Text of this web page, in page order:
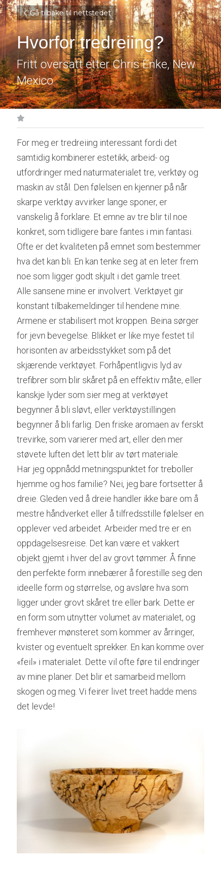
Gå tilbake til nettstedet
Hvorfor tredreiing?
Fritt oversatt etter Chris Enke, New
Mexico
For meg er tredreiing interessant fordi det
samtidig kombinerer estetikk, arbeid- og
utfordringer med naturmaterialet tre, verktøy og
maskin av stål. Den følelsen en kjenner på når
skarpe verktøy avvirker lange sponer, er
vanskelig å forklare. Et emne av tre blir til noe
konkret, som tidligere bare fantes i min fantasi.
Ofte er det kvaliteten på emnet som bestemmer
hva det kan bli. En kan tenke seg at en leter frem
noe som ligger godt skjult i det gamle treet.
Alle sansene mine er involvert. Verktøyet gir
konstant tilbakemeldinger til hendene mine.
Armene er stabilisert mot kroppen. Beina sørger
for jevn bevegelse. Blikket er like mye festet til
horisonten av arbeidsstykket som på det
skjærende verktøyet. Forhåpentligvis lyd av
trefibrer som blir skåret på en effektiv måte, eller
kanskje lyder som sier meg at verktøyet
begynner å bli sløvt, eller verktøystillingen
begynner å bli farlig. Den friske aromaen av ferskt
trevirke, som varierer med art, eller den mer
støvete luften det lett blir av tørt materiale.
Har jeg oppnådd metningspunktet for treboller
hjemme og hos familie? Nei, jeg bare fortsetter å
dreie. Gleden ved å dreie handler ikke bare om å
mestre håndverket eller å tilfredsstille følelser en
opplever ved arbeidet. Arbeider med tre er en
oppdagelsesreise. Det kan være et vakkert
objekt gjemt i hver del av grovt tømmer. Å finne
den perfekte form innebærer å forestille seg den
ideelle form og størrelse, og avsløre hva som
ligger under grovt skåret tre eller bark. Dette er
en form som utnytter volumet av materialet, og
fremhever mønsteret som kommer av årringer,
kvister og eventuelt sprekker. En kan komme over
«feil» i materialet. Dette vil ofte føre til endringer
av mine planer. Det blir et samarbeid mellom
skogen og meg. Vi feirer livet treet hadde mens
det levde!